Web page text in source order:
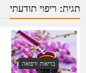
תגית: ריפוי תודעתי
בריאות ורפואה